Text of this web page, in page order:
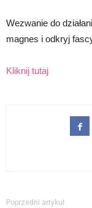
Wezwanie do
magnes i odkryj
Kliknij tutaj
Poprzedni artykuł